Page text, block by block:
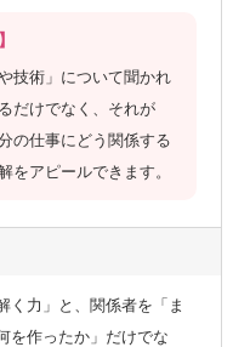
技術」について聞かれ
だけでなく、それが
の仕事にどう関係する
をアピールできます。
く力」と、関係者を「ま
を作ったか」だけでな